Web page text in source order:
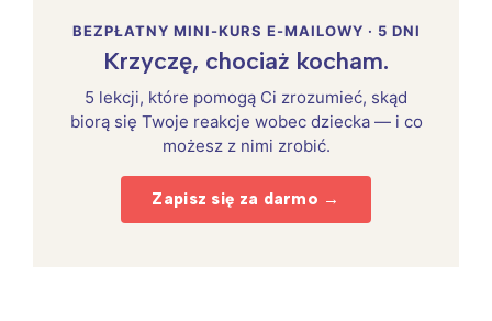
BEZPŁATNY MINI-KURS E-MAILOWY · 5 DNI
Krzyczę, chociaż kocham.
5 lekcji, które pomogą Ci zrozumieć, skąd
biorą się Twoje reakcje wobec dziecka — i co
możesz z nimi zrobić.
Zapisz się za darmo →